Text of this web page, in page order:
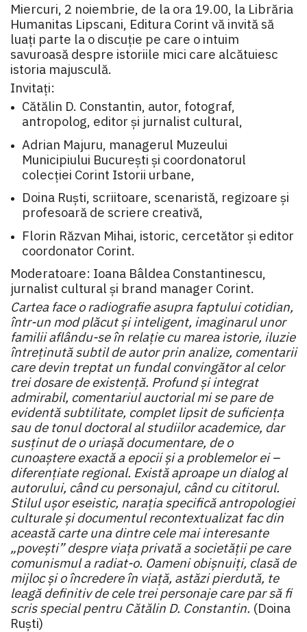
Miercuri, 2 noiembrie, de la ora 19.00, la Librăria
Humanitas Lipscani, Editura Corint vă invită să
luați parte la o discuție pe care o intuim
savuroasă despre istoriile mici care alcătuiesc
istoria majusculă.
Invitați:
Cătălin D. Constantin, autor, fotograf,
antropolog, editor și jurnalist cultural,
Adrian Majuru, managerul Muzeului
Municipiului București și coordonatorul
colecției Corint Istorii urbane,
Doina Ruști, scriitoare, scenaristă, regizoare și
profesoară de scriere creativă,
Florin Răzvan Mihai, istoric, cercetător și editor
coordonator Corint.
Moderatoare: Ioana Bâldea Constantinescu,
jurnalist cultural și brand manager Corint.
Cartea face o radiografie asupra faptului cotidian,
într-un mod plăcut și inteligent, imaginarul unor
familii aflându-se în relație cu marea istorie, iluzie
întreținută subtil de autor prin analize, comentarii
care devin treptat un fundal convingător al celor
trei dosare de existență. Profund și integrat
admirabil, comentariul auctorial mi se pare de
evidentă subtilitate, complet lipsit de suficiența
sau de tonul doctoral al studiilor academice, dar
susținut de o uriașă documentare, de o
cunoaștere exactă a epocii și a problemelor ei –
diferențiate regional. Există aproape un dialog al
autorului, când cu personajul, când cu cititorul.
Stilul ușor eseistic, narația specifică antropologiei
culturale și documentul recontextualizat fac din
această carte una dintre cele mai interesante
„povești” despre viața privată a societății pe care
comunismul a radiat-o. Oameni obișnuiți, clasă de
mijloc și o încredere în viață, astăzi pierdută, te
leagă definitiv de cele trei personaje care par să fi
scris special pentru Cătălin D. Constantin. (Doina
Ruști)